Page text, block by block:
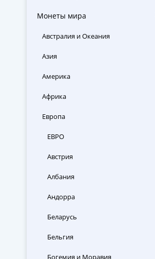
Монеты мира
Австралия и Океания
Азия
Америка
Африка
Европа
ЕВРО
Австрия
Албания
Андорра
Беларусь
Бельгия
Богемия и Моравия